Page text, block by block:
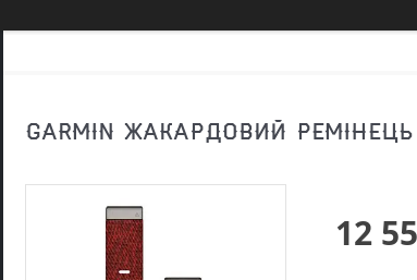
GARMIN ЖАКАРДОВИЙ
12